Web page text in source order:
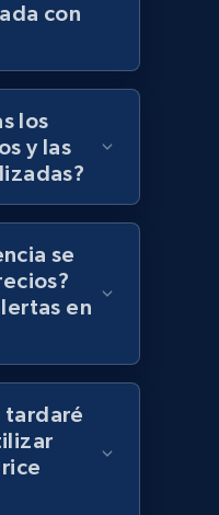
price,
and more.
data on
Final price,
and more.
ahora
con
los
y las
se
en
tardaré